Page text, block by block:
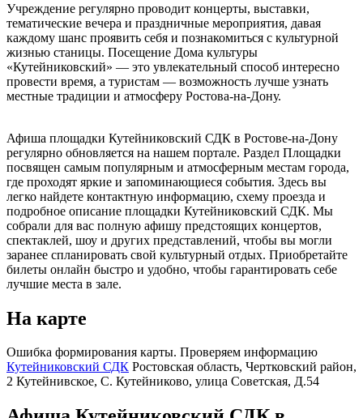
Учреждение регулярно проводит концерты, выставки,
тематические вечера и праздничные мероприятия, давая
каждому шанс проявить себя и познакомиться с культурной
жизнью станицы. Посещение Дома культуры
«Кутейниковский» — это увлекательный способ интересно
провести время, а туристам — возможность лучше узнать
местные традиции и атмосферу Ростова-на-Дону.
Афиша площадки Кутейниковский СДК в Ростове-на-Дону
регулярно обновляется на нашем портале. Раздел Площадки
посвящен самым популярным и атмосферным местам города,
где проходят яркие и запоминающиеся события. Здесь вы
легко найдете контактную информацию, схему проезда и
подробное описание площадки Кутейниковский СДК. Мы
собрали для вас полную афишу предстоящих концертов,
спектаклей, шоу и других представлений, чтобы вы могли
заранее спланировать свой культурный отдых. Приобретайте
билеты онлайн быстро и удобно, чтобы гарантировать себе
лучшие места в зале.
На карте
Ошибка формирования карты. Проверяем информацию
Кутейниковский СДК Ростовская область, Чертковский район,
2 Кутейнивское, С. Кутейниково, улица Советская, Д.54